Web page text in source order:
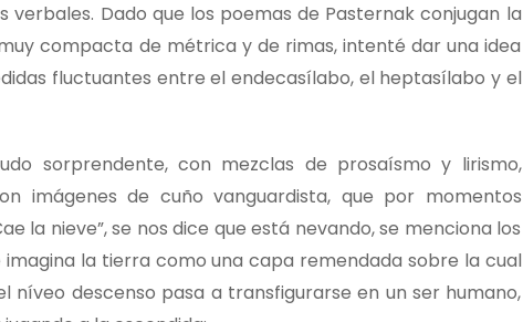
Dado que los poemas de Pasternak conjugan la
compacta de métrica y de rimas, intenté dar una idea
fluctuantes entre el endecasílabo, el heptasílabo y el
sorprendente, con mezclas de prosaísmo y lirismo,
imágenes de cuño vanguardista, que por momentos
la nieve”, se nos dice que está nevando, se menciona los
la tierra como una capa remendada sobre la cual
níveo descenso pasa a transfigurarse en un ser humano,